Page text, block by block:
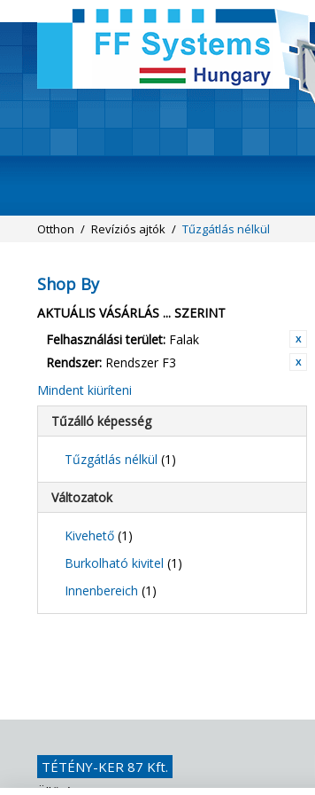
Otthon / Revíziós ajtók / Tűzgátlás nélkül
Shop By
AKTUÁLIS VÁSÁRLÁS ... SZERINT
Felhasználási terület: Falak
Rendszer: Rendszer F3
Mindent kiüríteni
Tűzálló képesség
Tűzgátlás nélkül (1)
Változatok
Kivehető (1)
Burkolható kivitel (1)
Innenbereich (1)
TÉTÉNY-KER 87 Kft.